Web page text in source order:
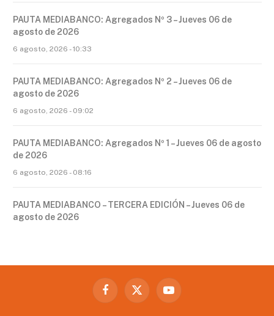
PAUTA MEDIABANCO: Agregados Nº 3 – Jueves 06 de
agosto de 2026
6 agosto, 2026 - 10:33
PAUTA MEDIABANCO: Agregados Nº 2 – Jueves 06 de
agosto de 2026
6 agosto, 2026 - 09:02
PAUTA MEDIABANCO: Agregados Nº 1 – Jueves 06 de agosto
de 2026
6 agosto, 2026 - 08:16
PAUTA MEDIABANCO – TERCERA EDICIÓN – Jueves 06 de
agosto de 2026
Facebook
X
YouTube